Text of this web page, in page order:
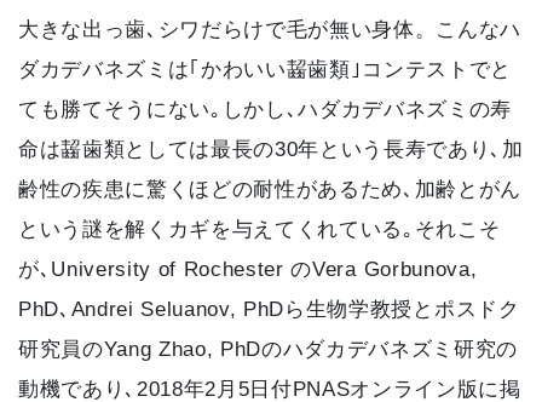
大きな出っ歯､シワだらけで毛が無い身体。こんなハ
ダカデバネズミは｢かわいい齧歯類｣コンテストでと
ても勝てそうにない｡しかし､ハダカデバネズミの寿
命は齧歯類としては最長の30年という長寿であり､加
齢性の疾患に驚くほどの耐性があるため､加齢とがん
という謎を解くカギを与えてくれている｡それこそ
が､University of Rochester のVera Gorbunova,
PhD､Andrei Seluanov, PhDら生物学教授とポスドク
研究員のYang Zhao, PhDのハダカデバネズミ研究の
動機であり､2018年2月5日付PNASオンライン版に掲